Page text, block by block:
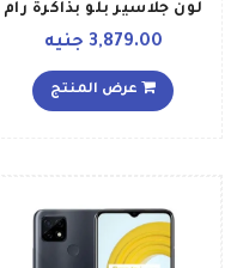
لون جلاسير بلو بذاكرة رام
سعة 4 جيجابايت وذاكرة
ويدعم تقنية 4G LTE الإصدار
3,879.00 جنيه
عرض المنتج